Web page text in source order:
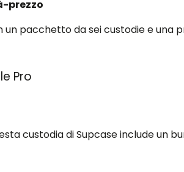
prezzo
un pacchetto da sei custodie e
Pro
custodia di Supcase include un